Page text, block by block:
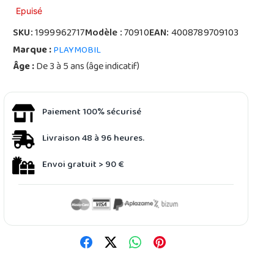
Epuisé
SKU:1999962717Modèle :70910EAN:4008789709103
Marque :PLAYMOBIL
Âge :De 3 à 5 ans (âge indicatif)
Paiement 100% sécurisé
Livraison 48 à 96 heures.
Envoi gratuit > 90 €